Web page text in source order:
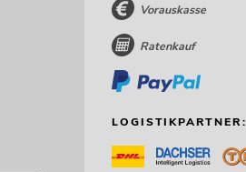
Vorauskasse
Ratenkauf
LOGISTIKPARTNER: